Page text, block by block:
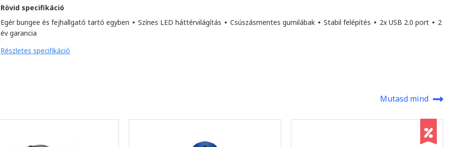
Rövid specifikáció
Egér bungee és fejhallgató tartó egyben • Színes LED háttérvilágítás • Csúszásmentes gumilábak • Stabil felépítés • 2x USB 2.0 port • 2
év garancia
Részletes specifikáció
Mutasd mind